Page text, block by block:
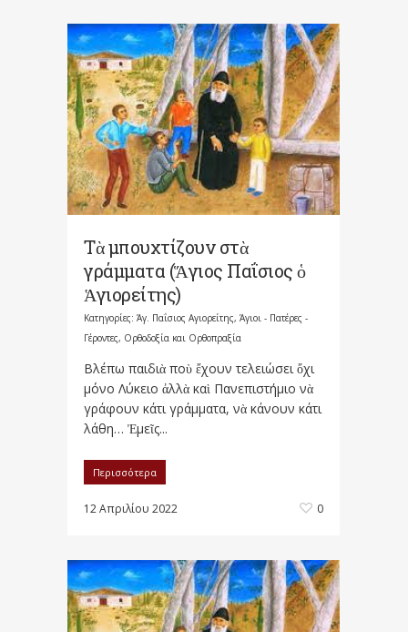
Τὰ μπουχτίζουν στὰ
γράμματα (Ἅγιος Παΐσιος ὁ
Ἁγιορείτης)
Κατηγορίες: Άγ. Παΐσιος Αγιορείτης, Άγιοι - Πατέρες -
Γέροντες, Ορθοδοξία και Ορθοπραξία
Βλέπω παιδιὰ ποὺ ἔχουν τελειώσει ὄχι
μόνο Λύκειο ἀλλὰ καὶ Πανεπιστήμιο νὰ
γράφουν κάτι γράμματα, νὰ κάνουν κάτι
λάθη… Ἐμεῖς...
Περισσότερα
12 Απριλίου 2022 0